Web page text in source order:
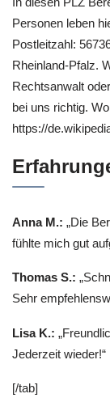
Personen leben
Postleitzahl:
Rheinland-Pfalz.
Rechtsanwalt
bei uns richtig.
https://
Anna M.: „Die
fühlte mich gut
Thomas S.:
Sehr
Lisa K.:
Jederzeit wieder!“
[/tab]